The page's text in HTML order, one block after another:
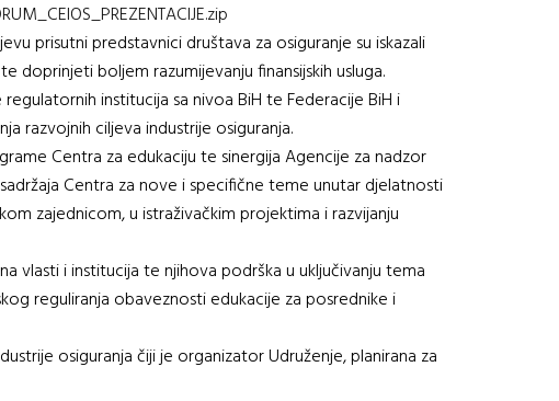
prisutni predstavnici društava za osiguranje su iskazali
boljem razumijevanju finansijskih usluga.
institucija sa nivoa BiH te Federacije BiH i
razvojnih ciljeva industrije osiguranja.
Centra za edukaciju te sinergija Agencije za nadzor
Centra za nove i specifične teme unutar djelatnosti
zajednicom, u istraživačkim projektima i razvijanju
vlasti i institucija te njihova podrška u uključivanju tema
reguliranja obaveznosti edukacije za posrednike i
osiguranja čiji je organizator Udruženje, planirana za